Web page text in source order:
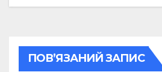
ПОВ’ЯЗАНИЙ ЗАПИС